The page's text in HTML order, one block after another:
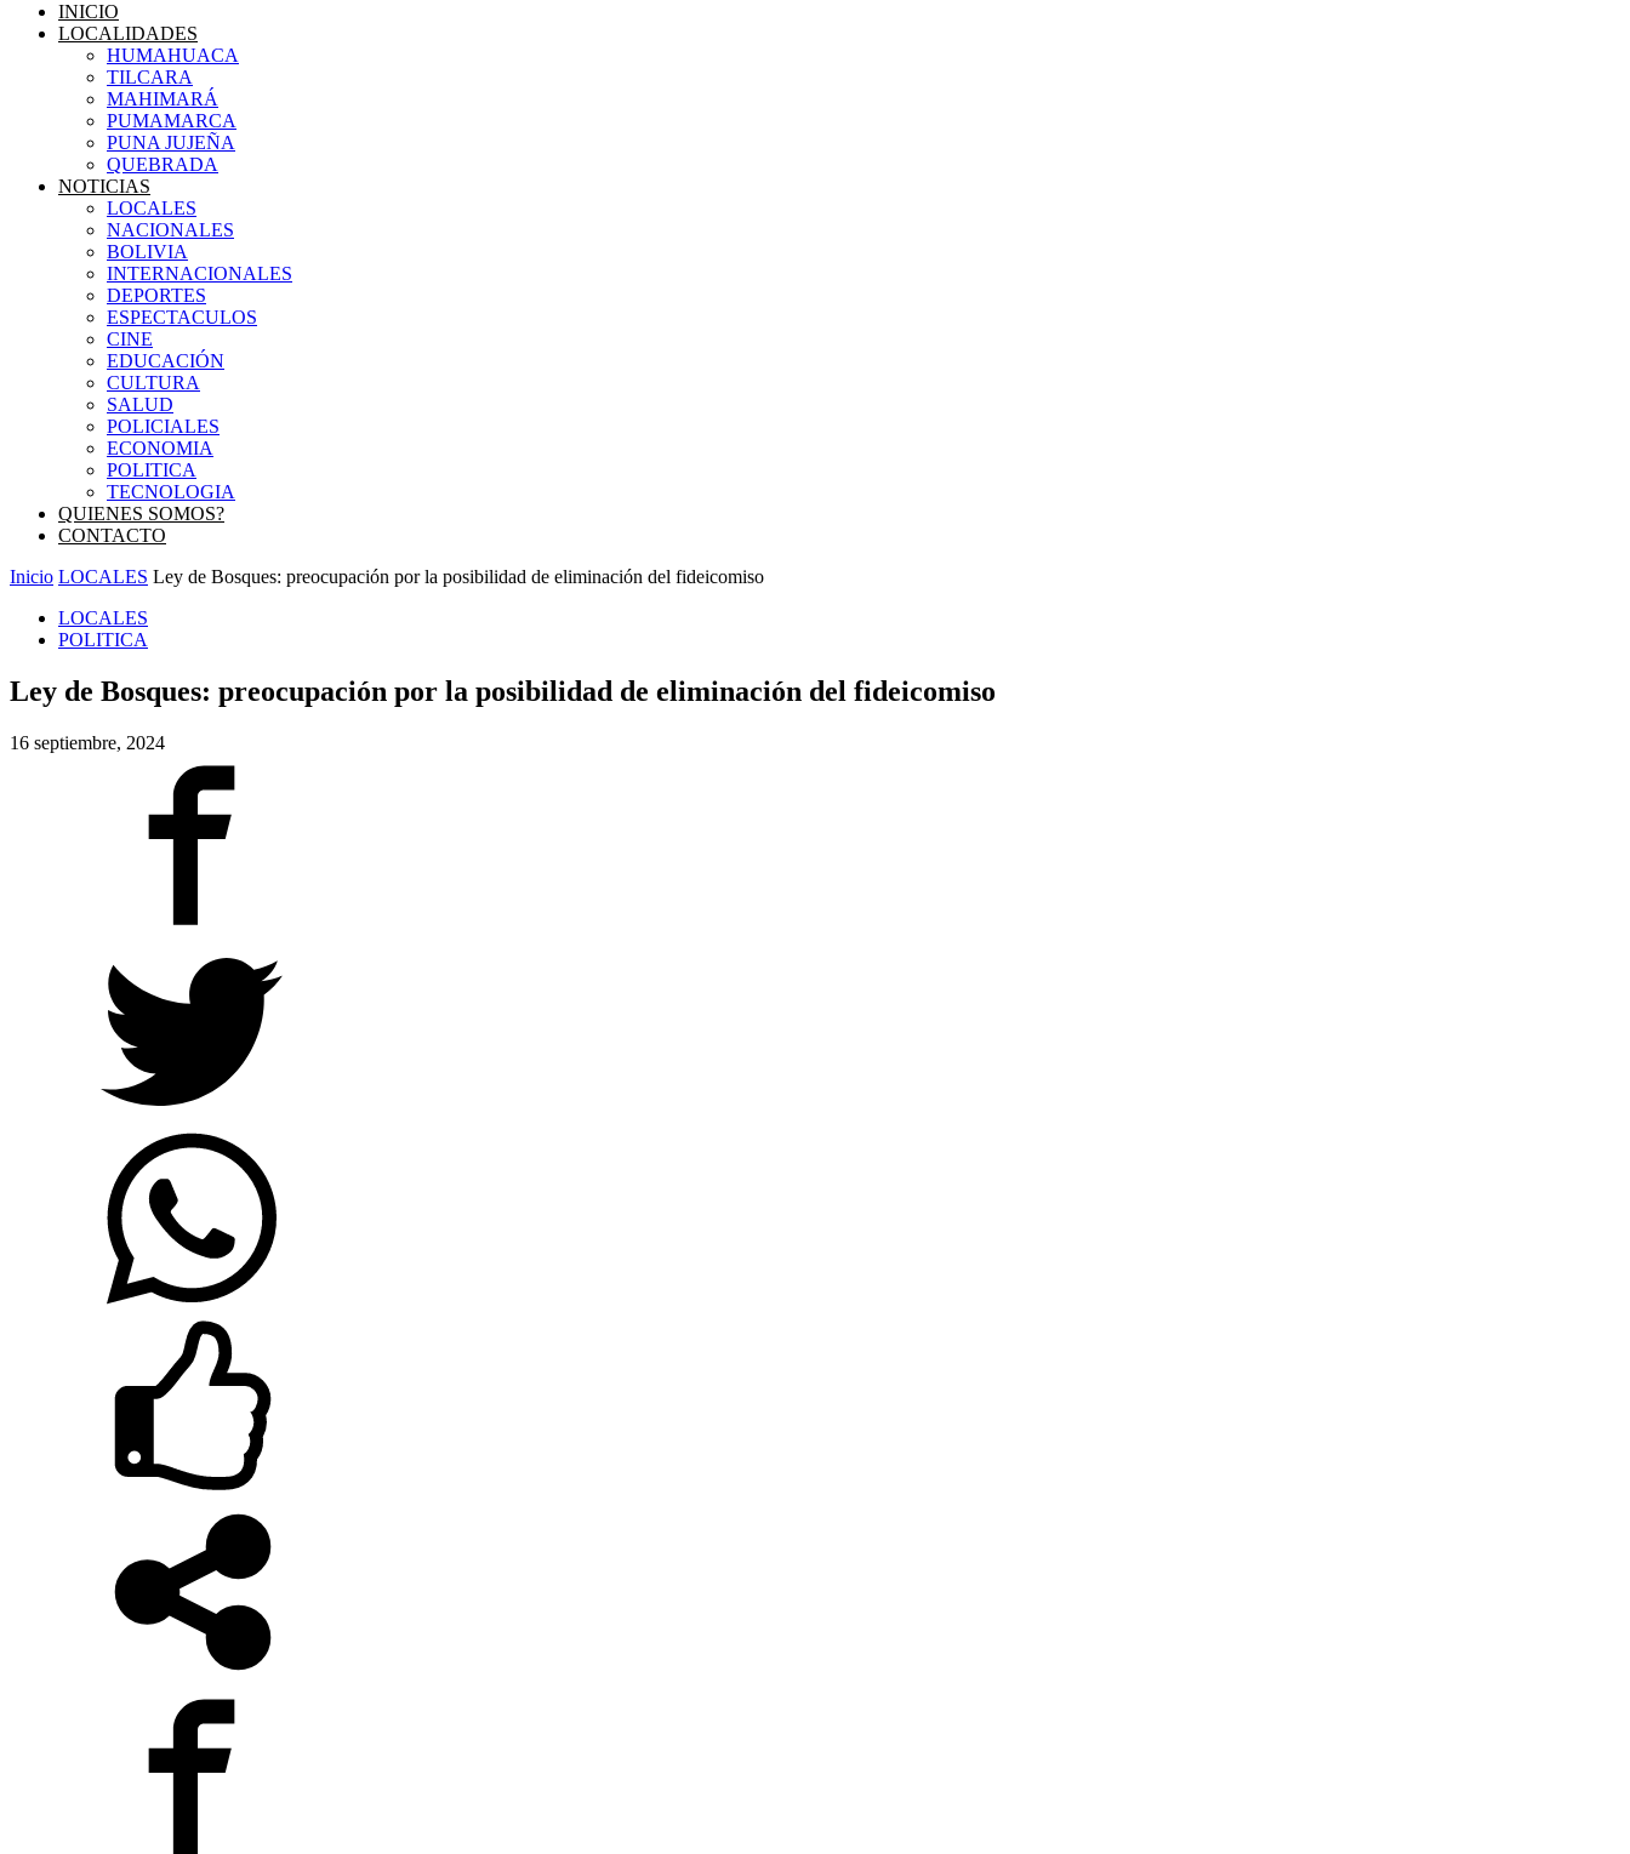
INICIO
LOCALIDADES
HUMAHUACA
TILCARA
MAHIMARÁ
PUMAMARCA
PUNA JUJEÑA
QUEBRADA
NOTICIAS
LOCALES
NACIONALES
BOLIVIA
INTERNACIONALES
DEPORTES
ESPECTACULOS
CINE
EDUCACIÓN
CULTURA
SALUD
POLICIALES
ECONOMIA
POLITICA
TECNOLOGIA
QUIENES SOMOS?
CONTACTO
Inicio LOCALES Ley de Bosques: preocupación por la posibilidad de eliminación del fideicomiso
LOCALES
POLITICA
Ley de Bosques: preocupación por la posibilidad de eliminación del fideicomiso
16 septiembre, 2024